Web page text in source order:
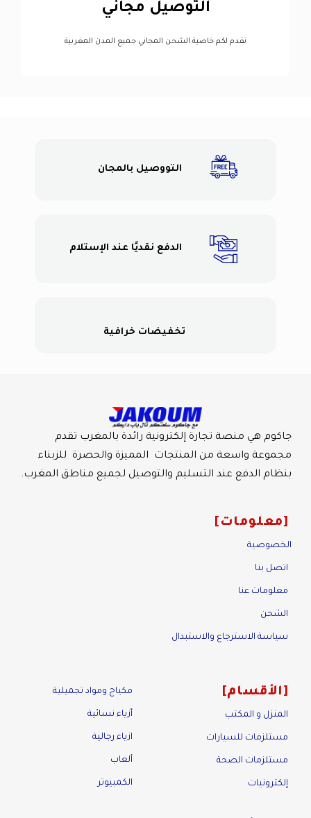
التوصيل مجاني
نقدم لكم خاصية الشحن المجاني جميع المدن المغربية
التووصيل بالمجان
الدفع نقديًا عند الإستلام
تخفيضات خرافية
جاكوم هي منصة تجارة إلكترونية رائدة بالمغرب تقدم
مجموعة واسعة من المنتجات المميزة والحصرة للزبناء
بنظام الدفع عند التسليم والتوصيل لجميع مناطق المغرب.
معلومات
الخصوصية
اتصل بنا
معلومات عنا
الشحن
سياسة الاسترجاع والاستبدال
الأقسام
المنزل و المكتب
مستلزمات للسيارات
مستلزمات الصحة
إلكترونيات
مكياج ومواد تجميلية
أزياء نسائية
ازياء رجالية
ألعاب
الكمبيوتر